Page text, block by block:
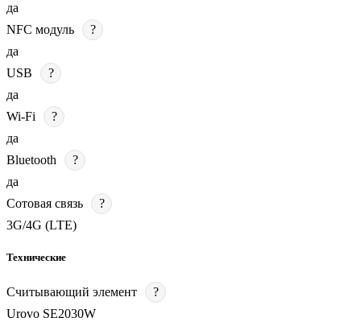
да
NFC модуль
?
да
USB
?
да
Wi-Fi
?
да
Bluetooth
?
да
Сотовая связь
?
3G/4G (LTE)
Технические
Считывающий элемент
?
Urovo SE2030W